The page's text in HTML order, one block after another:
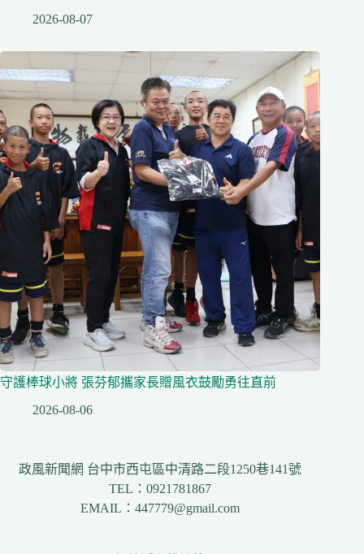
2026-08-07
守護棒球小將 張芬郁攜家長贈風衣鼓勵勇往直前
2026-08-06
政風新聞網 台中市西屯區中清路二段1250巷141號
TEL：0921781867
EMAIL：447779@gmail.com